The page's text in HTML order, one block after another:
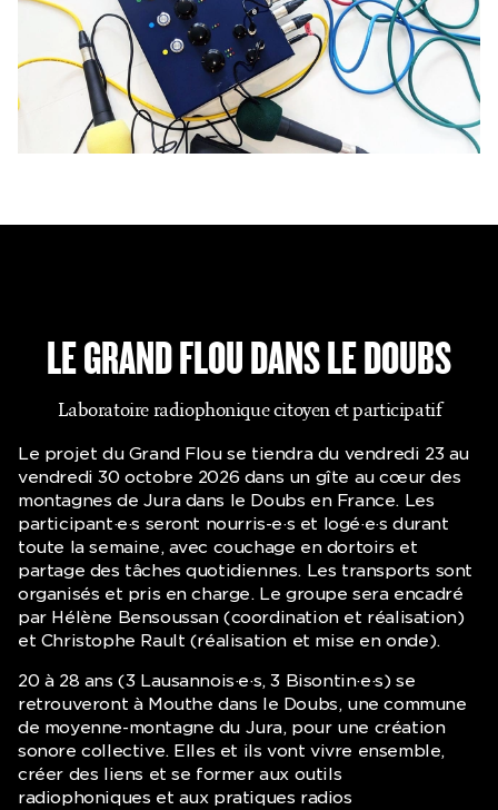
LE GRAND FLOU DANS LE DOUBS
Laboratoire radiophonique citoyen et participatif
Le projet du Grand Flou se tiendra du vendredi 23 au
vendredi 30 octobre 2026 dans un gîte au cœur des
montagnes de Jura dans le Doubs en France. Les
participant·e·s seront nourris-e·s et logé·e·s durant
toute la semaine, avec couchage en dortoirs et
partage des tâches quotidiennes. Les transports sont
organisés et pris en charge. Le groupe sera encadré
par Hélène Bensoussan (coordination et réalisation)
et Christophe Rault (réalisation et mise en onde).
20 à 28 ans (3 Lausannois·e·s, 3 Bisontin·e·s) se
retrouveront à Mouthe dans le Doubs, une commune
de moyenne-montagne du Jura, pour une création
sonore collective. Elles et ils vont vivre ensemble,
créer des liens et se former aux outils
radiophoniques et aux pratiques radios